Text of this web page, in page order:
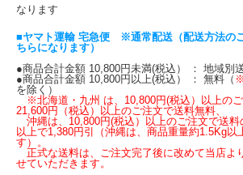
なります
■ヤマト運輸 宅急便 ※通常配送（配送方法の
ちらになります）
●商品合計金額 10,800円未満(税込） ： 地域別
●商品合計金額 10,800円以上(税込） ： 無料（ ※
を除く）
※北海道・九州 は、10,800円(税込）以上のご
21,600円（税込）以上のご注文で送料無料、
沖縄は、10,800円(税込）以上のご注文で送料
以上で1,380円引（沖縄は、商品重量約1.5Kg以
す）。
正式な送料は、ご注文完了後に改めて当店よ
せていただきます。